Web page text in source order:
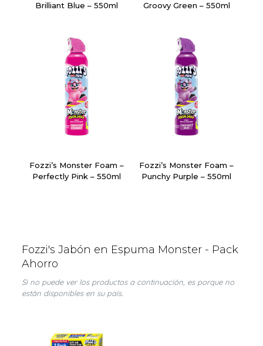
Brilliant Blue – 550ml
Groovy Green – 550ml
Fozzi’s Monster Foam –
Perfectly Pink – 550ml
Fozzi’s Monster Foam –
Punchy Purple – 550ml
Fozzi's Jabón en Espuma Monster - Pack
Ahorro
Si no puede ver los productos a continuación, es porque no
están disponibles en su país.